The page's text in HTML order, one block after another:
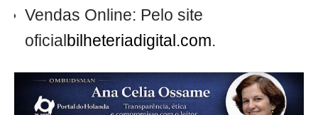
Vendas Online: Pelo site
oficial bilheteriadigital.com.